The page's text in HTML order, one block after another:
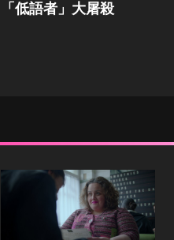
「低語者」大屠殺